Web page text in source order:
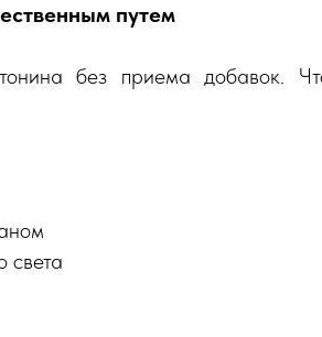
путем
без приема добавок.
света